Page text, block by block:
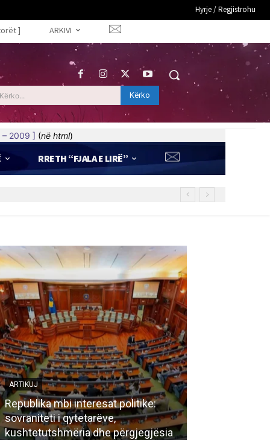
Hyrje / Regjistrohu
] ARKIVI
Kërko
2009 ] (në html)
RRETH “FJALA E LIRË”
ARTIKUJ
Republika mbi interesat politike:
sovraniteti i qytetarëve,
kushtetutshmëria dhe përgjegjësia